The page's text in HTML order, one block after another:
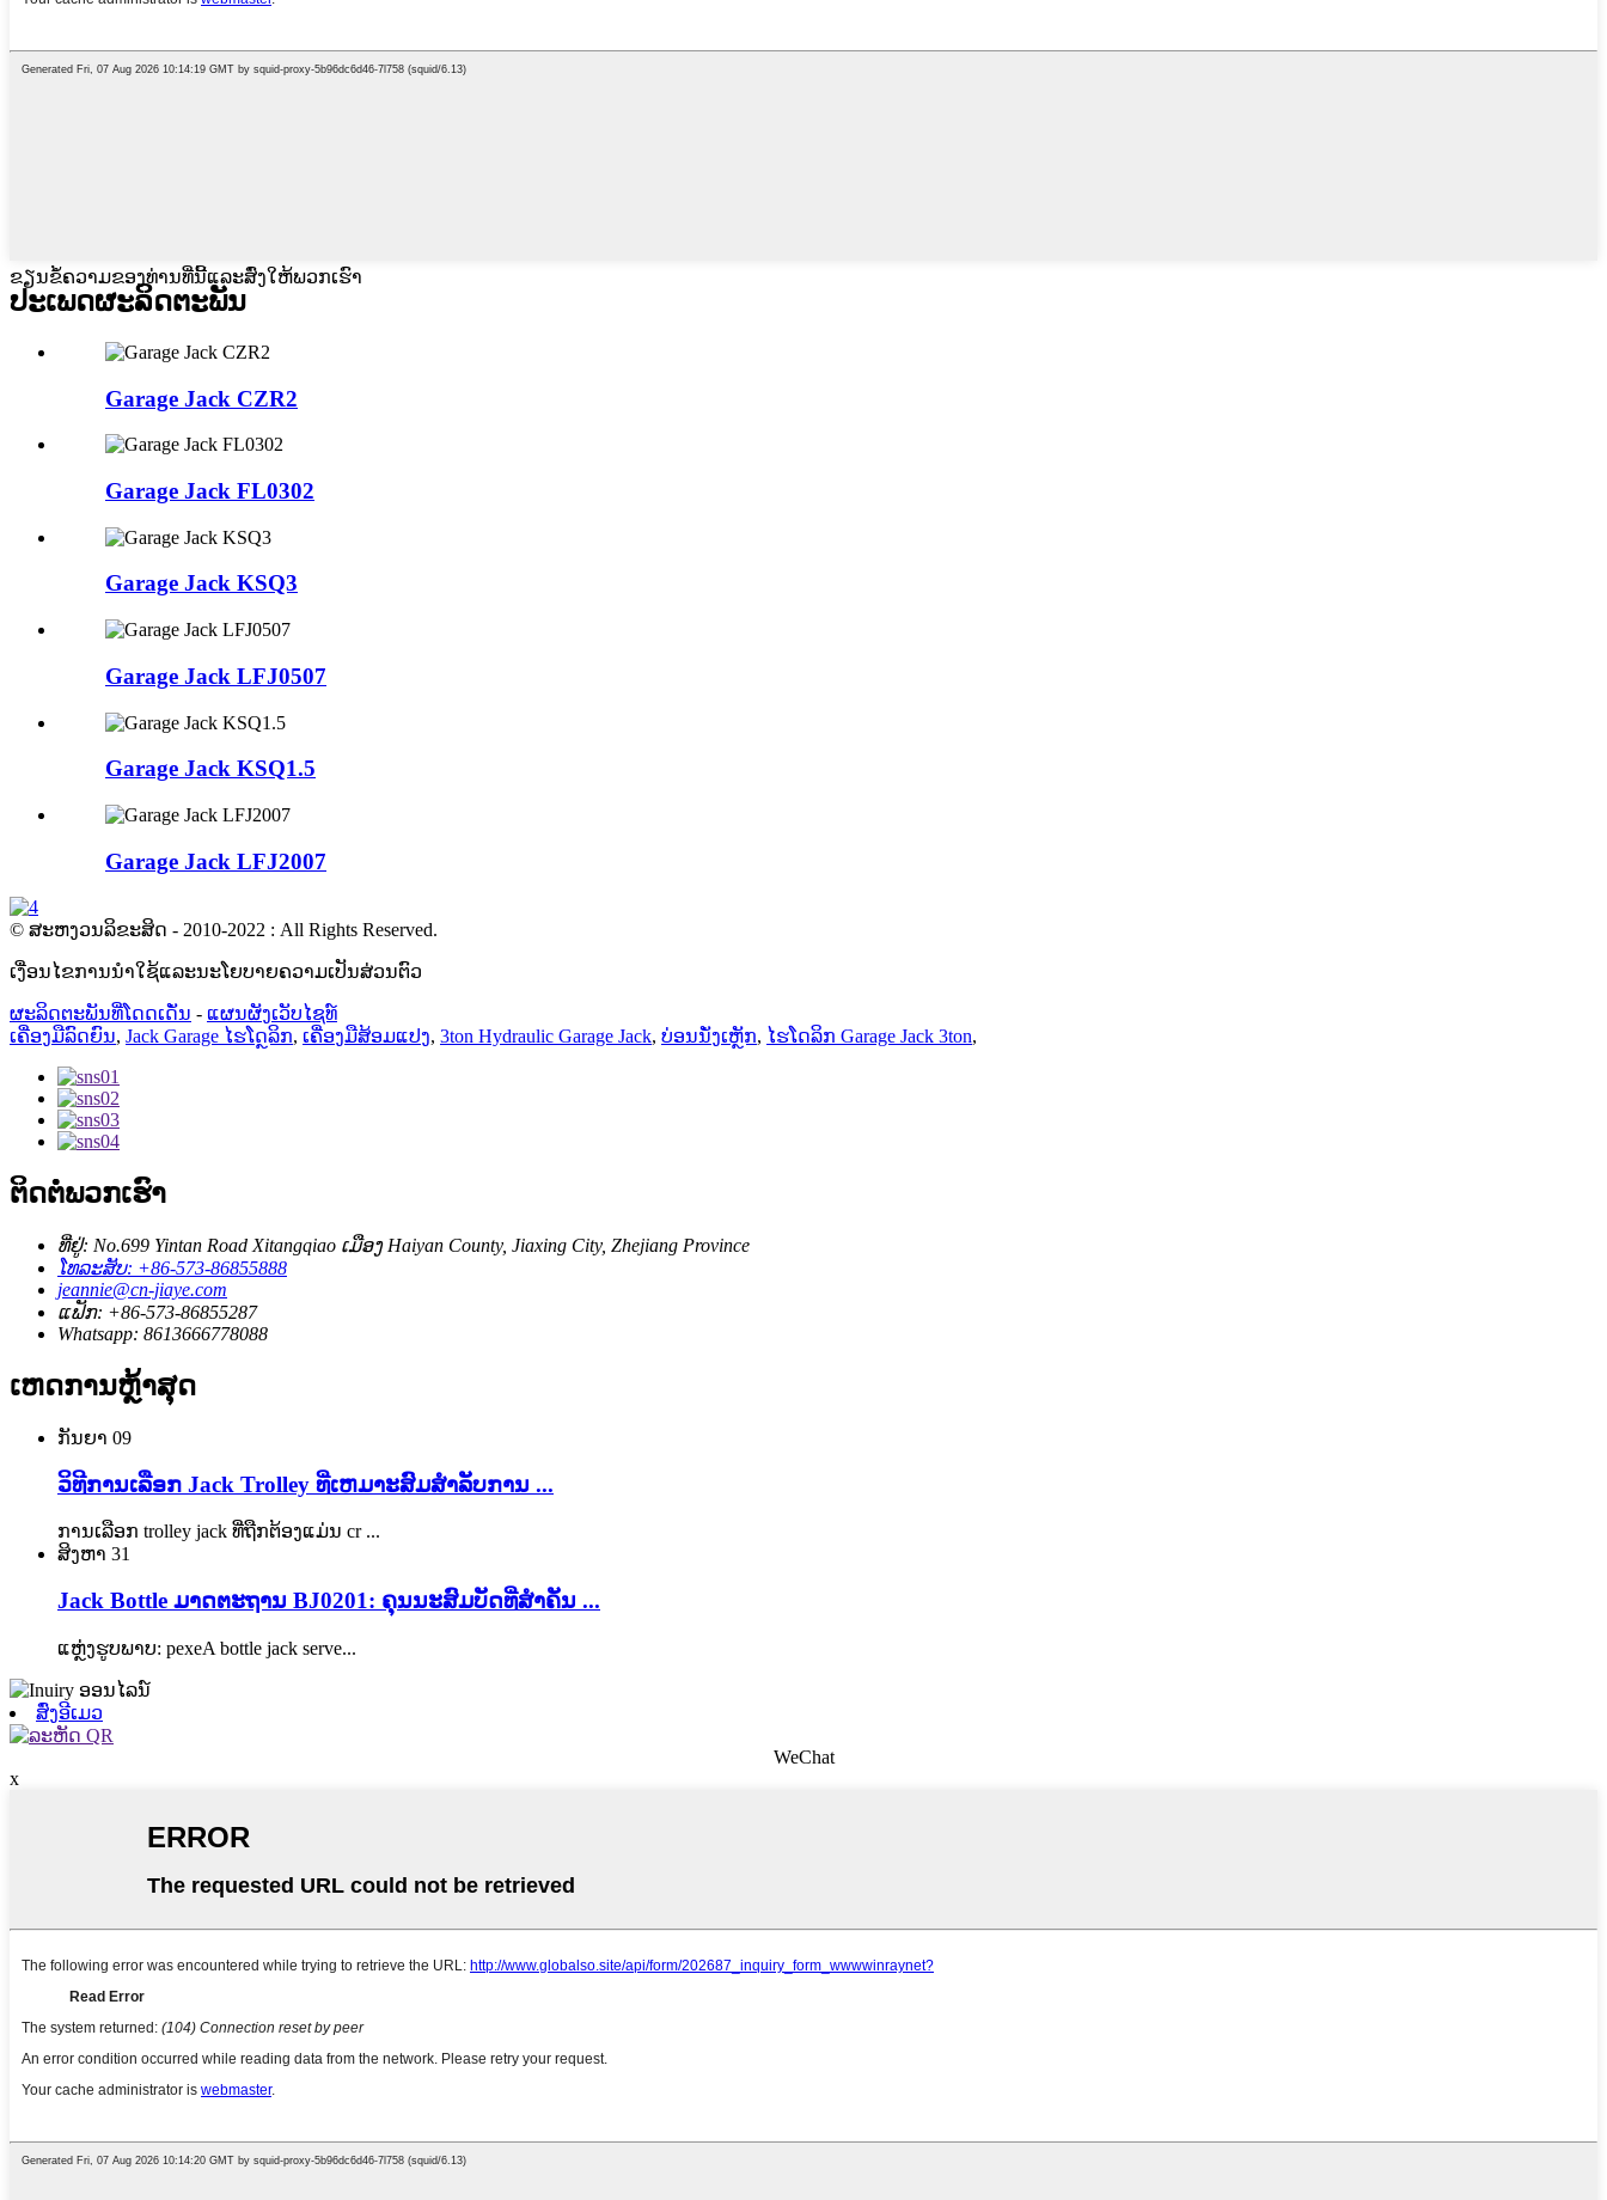
ຂຽນຂໍ້ຄວາມຂອງທ່ານທີ່ນີ້ແລະສົ່ງໃຫ້ພວກເຮົາ
ປະເພດຜະລິດຕະພັນ
Garage Jack CZR2
Garage Jack FL0302
Garage Jack KSQ3
Garage Jack LFJ0507
Garage Jack KSQ1.5
Garage Jack LFJ2007
© ສະຫງວນລິຂະສິດ - 2010-2022 : All Rights Reserved.
ເງື່ອນໄຂການນໍາໃຊ້ແລະນະໂຍບາຍຄວາມເປັນສ່ວນຕົວ
ຜະລິດຕະພັນທີ່ໂດດເດັ່ນ - ແຜນຜັງເວັບໄຊທ໌
ເຄື່ອງມືລົດຍົນ, Jack Garage ໄຮໂດຼລິກ, ເຄື່ອງມືສ້ອມແປງ, 3ton Hydraulic Garage Jack, ບ່ອນນັ່ງເຫຼັກ, ໄຮໂດລິກ Garage Jack 3ton,
ຕິດຕໍ່ພວກເຮົາ
ທີ່ຢູ່: No.699 Yintan Road Xitangqiao ເມືອງ Haiyan County, Jiaxing City, Zhejiang Province
ໂທລະສັບ: +86-573-86855888
jeannie@cn-jiaye.com
ແຟັກ: +86-573-86855287
Whatsapp: 8613666778088
ເຫດການຫຼ້າສຸດ
ກັນຍາ 09
ວິທີການເລືອກ Jack Trolley ທີ່ເຫມາະສົມສໍາລັບການ ...
ການເລືອກ trolley jack ທີ່ຖືກຕ້ອງແມ່ນ cr ...
ສິງຫາ 31
Jack Bottle ມາດຕະຖານ BJ0201: ຄຸນນະສົມບັດທີ່ສໍາຄັນ ...
ແຫຼ່ງຮູບພາບ: pexeA bottle jack serve...
ສົ່ງອີເມວ
WeChat
x